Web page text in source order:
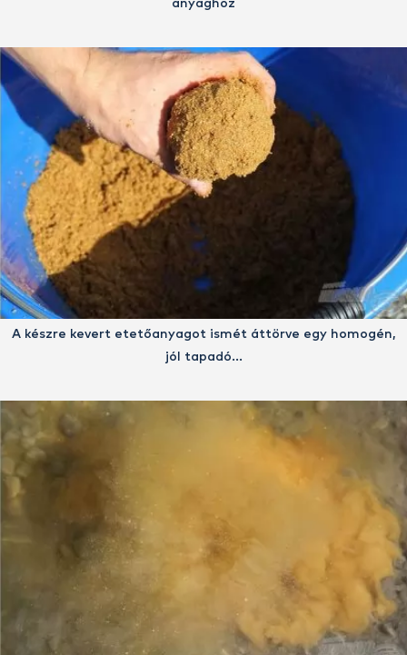
anyaghoz
A készre kevert etetőanyagot ismét áttörve egy homogén,
jól tapadó…